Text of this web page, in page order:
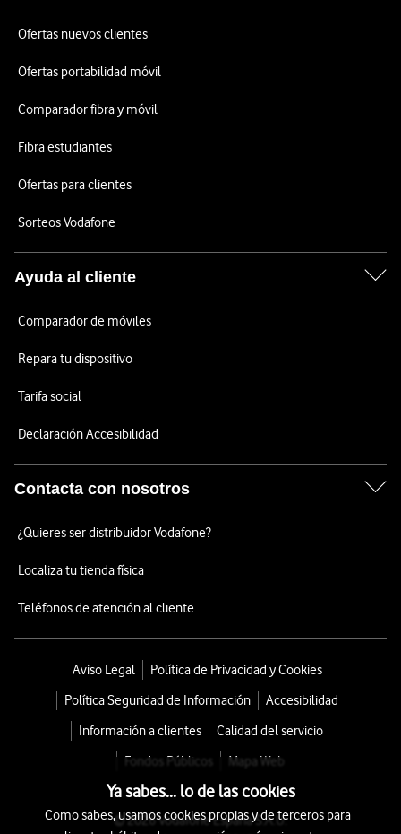
Ofertas nuevos clientes
Ofertas portabilidad móvil
Comparador fibra y móvil
Fibra estudiantes
Ofertas para clientes
Sorteos Vodafone
Ayuda al cliente
Comparador de móviles
Repara tu dispositivo
Tarifa social
Declaración Accesibilidad
Contacta con nosotros
¿Quieres ser distribuidor Vodafone?
Localiza tu tienda física
Teléfonos de atención al cliente
Aviso Legal
Política de Privacidad y Cookies
Política Seguridad de Información
Accesibilidad
Información a clientes
Calidad del servicio
Fondos Públicos
Mapa Web
© 2026 Vodafone España S.A.U.
Ya sabes... lo de las cookies
Como sabes, usamos cookies propias y de terceros para